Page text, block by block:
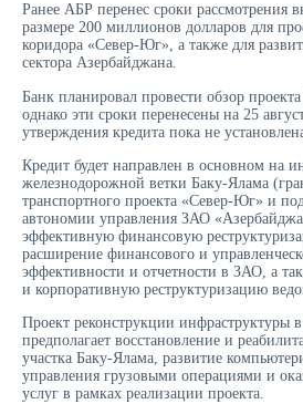
Ранее АБР перенес сроки рассмотрения
размере 200 миллионов долларов для
коридора «Север-Юг», а также для
сектора Азербайджана.
Банк планировал провести обзор проекта
однако эти сроки перенесены на 25
утверждения кредита пока не
Кредит будет направлен в основном на
железнодорожной ветки Баку-Ялама
транспортного проекта «Север-Юг» и
автономии управления ЗАО
эффективную финансовую
расширение финансового и
эффективности и отчетности в ЗАО, а
и корпоративную реструктуризацию
Проект реконструкции инфраструктуры
предполагает восстановление и
участка Баку-Ялама, развитие
управления грузовыми операциями и
услуг в рамках реализации проекта.